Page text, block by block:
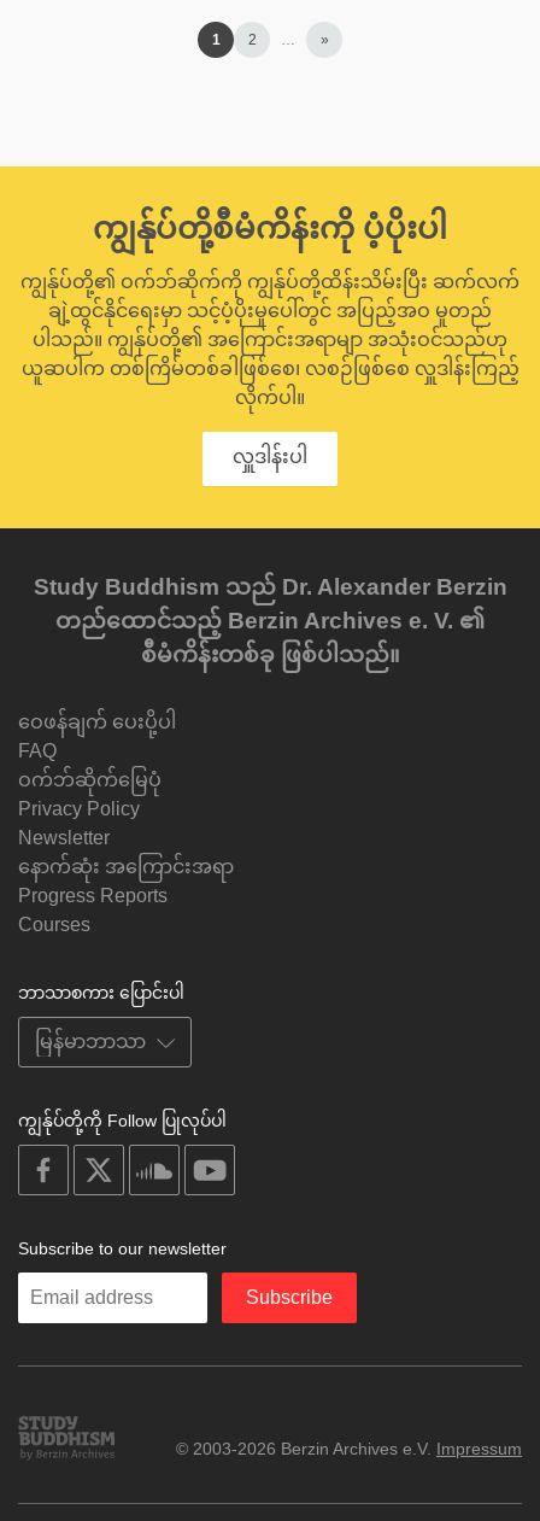
1 2 … »
ကျွန်ုပ်တို့စီမံကိန်းကို ပံ့ပိုးပါ
ကျွန်ုပ်တို့၏ ဝက်ဘ်ဆိုက်ကို ကျွန်ုပ်တို့ထိန်းသိမ်းပြီး ဆက်လက်
ချဲ့ထွင်နိုင်ရေးမှာ သင့်ပံ့ပိုးမှုပေါ်တွင် အပြည့်အဝ မူတည်
ပါသည်။ ကျွန်ုပ်တို့၏ အကြောင်းအရာမျာ အသုံးဝင်သည်ဟု
ယူဆပါက တစ်ကြိမ်တစ်ခါဖြစ်စေ၊ လစဉ်ဖြစ်စေ လှူဒါန်းကြည့်
လိုက်ပါ။
လှူဒါန်းပါ
Study Buddhism သည် Dr. Alexander Berzin
တည်ထောင်သည့် Berzin Archives e. V. ၏
စီမံကိန်းတစ်ခု ဖြစ်ပါသည်။
ဝေဖန်ချက် ပေးပို့ပါ
FAQ
ဝက်ဘ်ဆိုက်မြေပုံ
Privacy Policy
Newsletter
နောက်ဆုံး အကြောင်းအရာ
Progress Reports
Courses
ဘာသာစကား ပြောင်းပါ
ကျွန်ုပ်တို့ကို Follow ပြုလုပ်ပါ
on
facebook
soundcloud
Subscribe to our newsletter
Enter
Subscribe
Study
Buddhism
© 2003-2026 Berzin Archives e.V. Impressum